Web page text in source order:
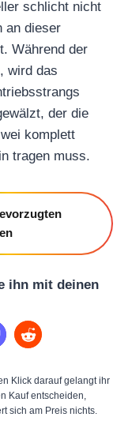
schlicht nicht
an dieser
Während der
wird das
der die
komplett
tragen muss.
ihn mit deinen
Klick darauf gelangt ihr
Kauf entscheiden,
sich am Preis nichts.